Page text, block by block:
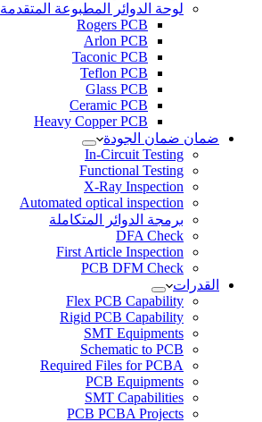
لوحة الدوائر المطبوعة المتقدمة
Rogers PCB
Arlon PCB
Taconic PCB
Teflon PCB
Glass PCB
Ceramic PCB
Heavy Copper PCB
ضمان ضمان الجودة
In-Circuit Testing
Functional Testing
X-Ray Inspection
Automated optical inspection
برمجة الدوائر المتكاملة
DFA Check
First Article Inspection
PCB DFM Check
القدرات
Flex PCB Capability
Rigid PCB Capability
SMT Equipments
Schematic to PCB
Required Files for PCBA
PCB Equipments
SMT Capabilities
PCB PCBA Projects